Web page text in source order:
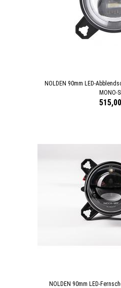
NOLDEN 90mm LED-
MONO-
NOLDEN 90mm LED-